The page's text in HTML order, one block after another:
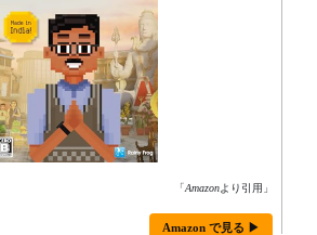
「Amazonより引用」
Amazon で見る ▶